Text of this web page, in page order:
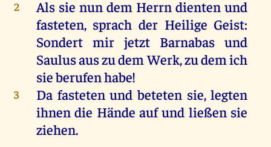
2 Als sie nun dem Herrn dienten und
fasteten, sprach der Heilige Geist:
Sondert mir jetzt Barnabas und
SaulusauszudemWerk,zudemich
sieberufenhabe!
3 Da fasteten und beteten sie,legten
ihnen die Hände auf und ließen sie
ziehen.